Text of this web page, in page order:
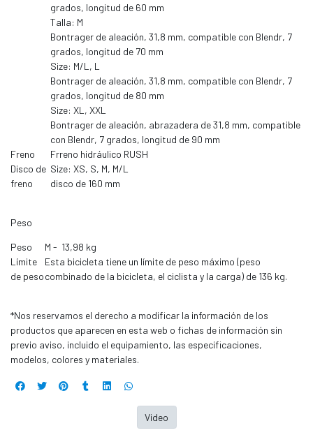
grados, longitud de 60 mm
Talla: M
Bontrager de aleación, 31,8 mm, compatible con Blendr, 7
grados, longitud de 70 mm
Size: M/L, L
Bontrager de aleación, 31,8 mm, compatible con Blendr, 7
grados, longitud de 80 mm
Size: XL, XXL
Bontrager de aleación, abrazadera de 31,8 mm, compatible
con Blendr, 7 grados, longitud de 90 mm
Freno
Frreno hidráulico RUSH
Disco de
freno
Size: XS, S, M, M/L
disco de 160 mm
Peso
Peso
M - 13,98 kg
Límite
de peso
Esta bicicleta tiene un límite de peso máximo (peso
combinado de la bicicleta, el ciclista y la carga) de 136 kg.
*Nos reservamos el derecho a modificar la información de los
productos que aparecen en esta web o fichas de información sin
previo aviso, incluido el equipamiento, las especificaciones,
modelos, colores y materiales.
Video